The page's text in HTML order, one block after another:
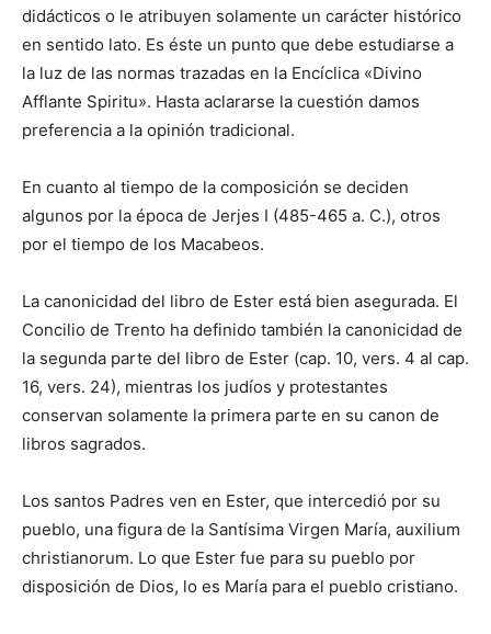
didácticos o le atribuyen solamente un carácter histórico
en sentido lato. Es éste un punto que debe estudiarse a
la luz de las normas trazadas en la Encíclica «Divino
Afflante Spiritu». Hasta aclararse la cuestión damos
preferencia a la opinión tradicional.
En cuanto al tiempo de la composición se deciden
algunos por la época de Jerjes I (485-465 a. C.), otros
por el tiempo de los Macabeos.
La canonicidad del libro de Ester está bien asegurada. El
Concilio de Trento ha definido también la canonicidad de
la segunda parte del libro de Ester (cap. 10, vers. 4 al cap.
16, vers. 24), mientras los judíos y protestantes
conservan solamente la primera parte en su canon de
libros sagrados.
Los santos Padres ven en Ester, que intercedió por su
pueblo, una figura de la Santísima Virgen María, auxilium
christianorum. Lo que Ester fue para su pueblo por
disposición de Dios, lo es María para el pueblo cristiano.